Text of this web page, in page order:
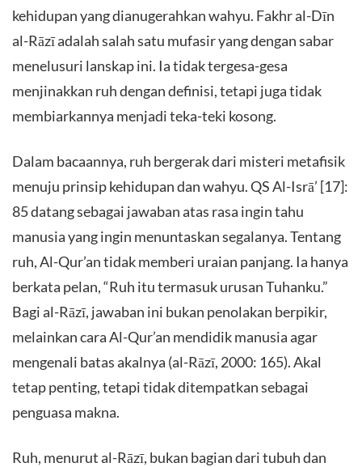
kehidupan yang dianugerahkan wahyu. Fakhr al-Dīn
al-Rāzī adalah salah satu mufasir yang dengan sabar
menelusuri lanskap ini. Ia tidak tergesa-gesa
menjinakkan ruh dengan definisi, tetapi juga tidak
membiarkannya menjadi teka-teki kosong.
Dalam bacaannya, ruh bergerak dari misteri metafisik
menuju prinsip kehidupan dan wahyu. QS Al-Isrā’ [17]:
85 datang sebagai jawaban atas rasa ingin tahu
manusia yang ingin menuntaskan segalanya. Tentang
ruh, Al-Qur’an tidak memberi uraian panjang. Ia hanya
berkata pelan, “Ruh itu termasuk urusan Tuhanku.”
Bagi al-Rāzī, jawaban ini bukan penolakan berpikir,
melainkan cara Al-Qur’an mendidik manusia agar
mengenali batas akalnya (al-Rāzī, 2000: 165). Akal
tetap penting, tetapi tidak ditempatkan sebagai
penguasa makna.
Ruh, menurut al-Rāzī, bukan bagian dari tubuh dan